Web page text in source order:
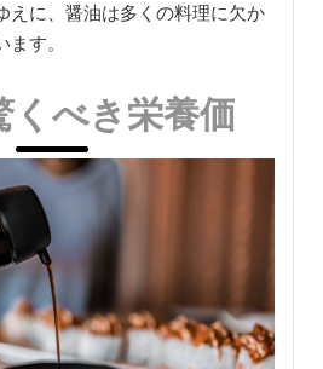
えに、醤油は多くの料理に欠か
す。
くべき栄養価